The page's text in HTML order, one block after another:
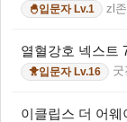
🐣입문자 Lv.1 zl
열혈강호 넥스트
🐥입문자 Lv.16 굿
이클립스 더 어